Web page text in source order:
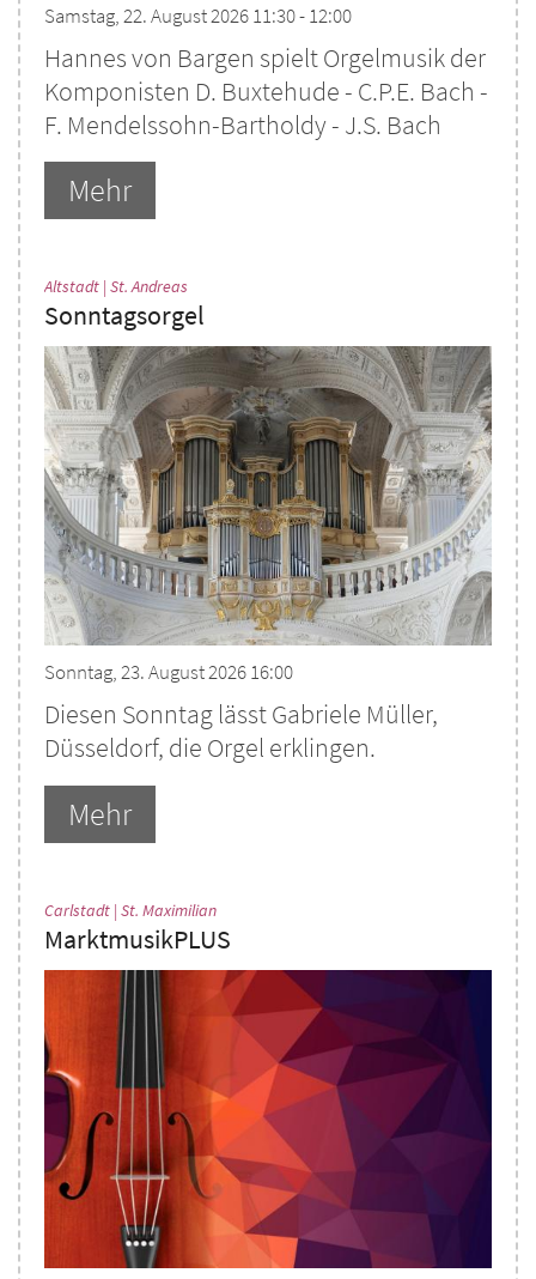
Samstag, 22. August 2026 11:30 - 12:00
Hannes von Bargen spielt Orgelmusik der
Komponisten D. Buxtehude - C.P.E. Bach -
F. Mendelssohn-Bartholdy - J.S. Bach
Mehr
Altstadt | St. Andreas
Sonntagsorgel
Sonntag, 23. August 2026 16:00
Diesen Sonntag lässt Gabriele Müller,
Düsseldorf, die Orgel erklingen.
Mehr
Carlstadt | St. Maximilian:
MarktmusikPLUS